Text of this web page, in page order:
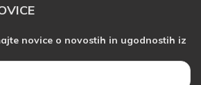
novice o novostih in ugodnostih iz